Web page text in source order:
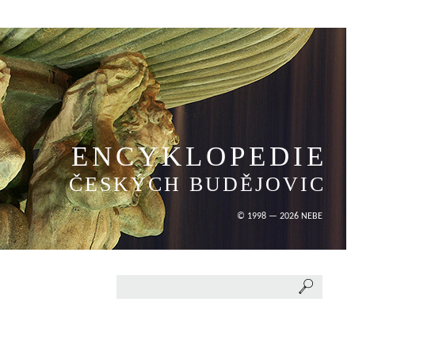
ENCYKLOPEDIE
ČESKÝCH BUDĚJOVIC
© 1998 — 2026 NEBE